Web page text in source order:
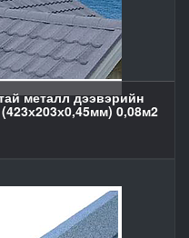
металл дээвэрийн
0,08м2